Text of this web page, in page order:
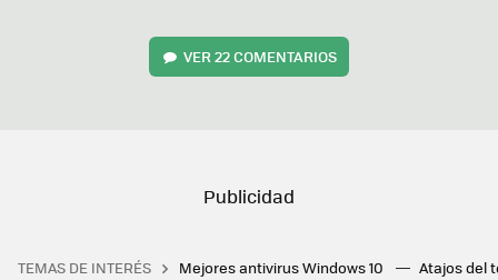
VER22 COMENTARIOS
TEMAS DE INTERÉS Mejores antivirus Windows 10 Atajos del